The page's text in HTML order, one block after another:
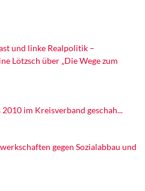
und linke Realpolitik –
Lötzsch über „Die Wege zum
im Kreisverband geschah...
gegen Sozialabbau und